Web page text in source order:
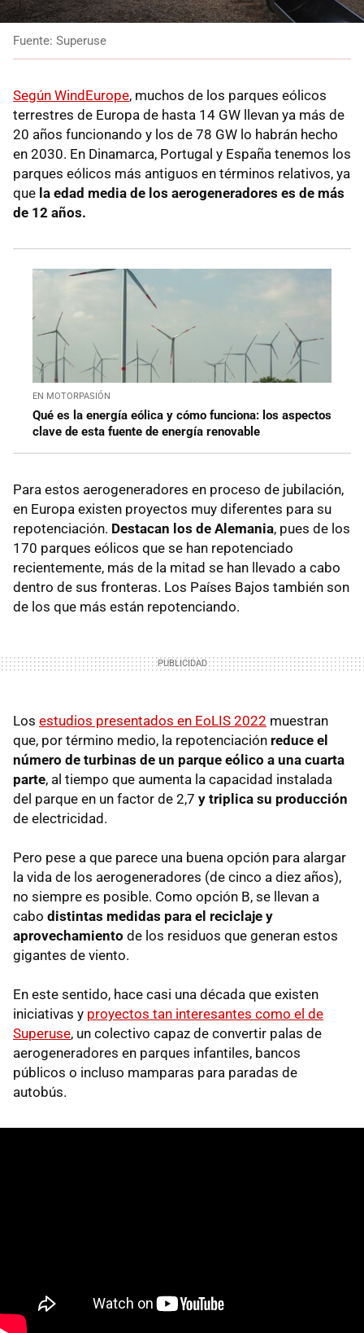
Fuente: Superuse
Según WindEurope, muchos de los parques eólicos
terrestres de Europa de hasta 14 GW llevan ya más de
20 años funcionando y los de 78 GW lo habrán hecho
en 2030. En Dinamarca, Portugal y España tenemos los
parques eólicos más antiguos en términos relativos, ya
que la edad media de los aerogeneradores es de más
de 12 años.
EN MOTORPASIÓN
Qué es la energía eólica y cómo funciona: los aspectos
clave de esta fuente de energía renovable
Para estos aerogeneradores en proceso de jubilación,
en Europa existen proyectos muy diferentes para su
repotenciación. Destacan los de Alemania, pues de los
170 parques eólicos que se han repotenciado
recientemente, más de la mitad se han llevado a cabo
dentro de sus fronteras. Los Países Bajos también son
de los que más están repotenciando.
Los estudios presentados en EoLIS 2022 muestran
que, por término medio, la repotenciación reduce el
número de turbinas de un parque eólico a una cuarta
parte, al tiempo que aumenta la capacidad instalada
del parque en un factor de 2,7 y triplica su producción
de electricidad.
Pero pese a que parece una buena opción para alargar
la vida de los aerogeneradores (de cinco a diez años),
no siempre es posible. Como opción B, se llevan a
cabo distintas medidas para el reciclaje y
aprovechamiento de los residuos que generan estos
gigantes de viento.
En este sentido, hace casi una década que existen
iniciativas y proyectos tan interesantes como el de
Superuse, un colectivo capaz de convertir palas de
aerogeneradores en parques infantiles, bancos
públicos o incluso mamparas para paradas de
autobús.